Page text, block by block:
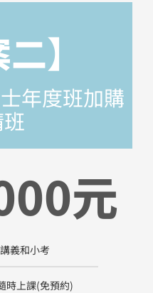
】
年度班​加購
元
義和小考
時上課(免預約)